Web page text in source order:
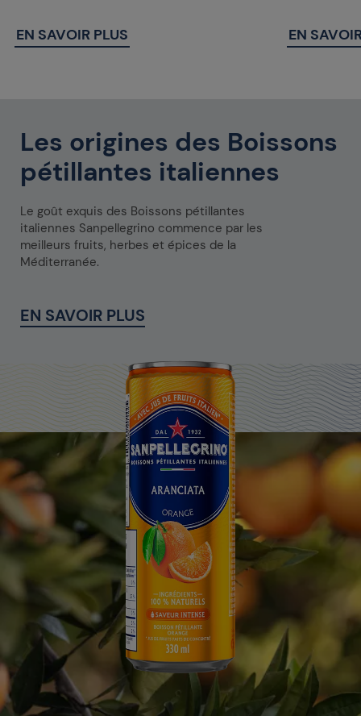
EN SAVOIR PLUS EN
Les origines des Boissons
pétillantes italiennes
Le goût exquis des Boissons pétillantes
italiennes Sanpellegrino commence par les
meilleurs fruits, herbes et épices de la
Méditerranée.
EN SAVOIR PLUS